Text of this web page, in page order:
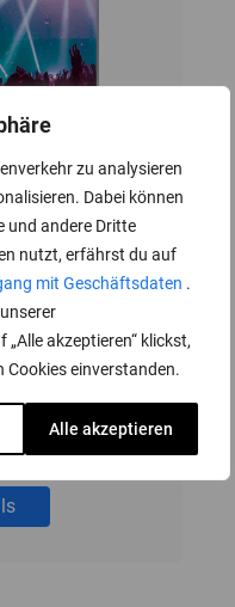
zu analysieren
Dabei können
und andere Dritte
nutzt, erfährst du auf
mit Geschäftsdaten .
„Alle akzeptieren“ klickst,
einverstanden.
Alle akzeptieren
den Bereichen
und Producing
Ulf Weidmann
Tonträger).